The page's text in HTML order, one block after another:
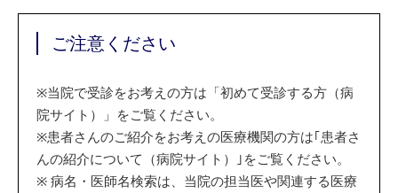
ご注意ください
※当院で受診をお考えの方は「初めて受診する方（病
院サイト）」をご覧ください。
※患者さんのご紹介をお考えの医療機関の方は｢患者さ
んの紹介について（病院サイト）｣をご覧ください。
※ 病名・医師名検索は、当院の担当医や関連する医療